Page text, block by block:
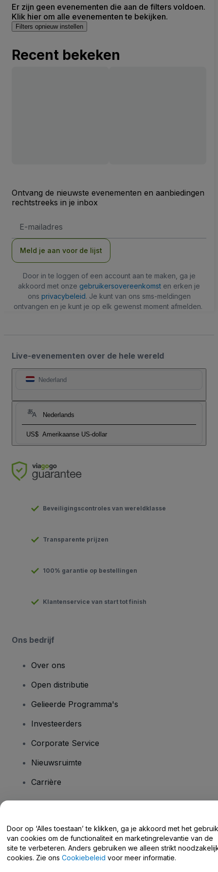
Er zijn geen evenementen die aan de filters voldoen.
Klik hier om alle evenementen te bekijken.
Filters opnieuw instellen
Recent bekeken
Ontvang de nieuwste evenementen en aanbiedingen
rechtstreeks in je inbox
mailadres
Meld je aan voor de lijst
Door in te loggen of een account aan te maken, ga je
akkoord met onze gebruikersovereenkomst en erken je
ons privacybeleid. Je kunt van ons sms-meldingen
ontvangen en je kunt je op elk gewenst moment afmelden.
Live-evenementen over de hele wereld
Nederland
Nederlands
US$ Amerikaanse US-dollar
Beveiligingscontroles van wereldklasse
Transparente prijzen
100% garantie op bestellingen
Klantenservice van start tot finish
Ons bedrijf
Over ons
Open distributie
Gelieerde Programma's
Investeerders
Corporate Service
Nieuwsruimte
Carrière
Helpcentrum / Neem Contact Met Ons Op
Door op ‘Alles toestaan’ te klikken, ga je akkoord met het gebruik
van cookies om de functionaliteit en marketingrelevantie van de
site te verbeteren. Anders gebruiken we alleen strikt
cookies. Zie ons Cookiebeleid voor meer informatie.